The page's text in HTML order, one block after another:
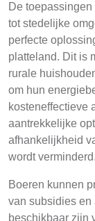
De
tot stedelijke
perfecte
platteland. Dit is
rurale
om hun
kosteneffectieve
aantrekkelijke
afhankelijkheid
wordt verminderd.
Boeren kunnen
van subsidies
beschikbaar zijn